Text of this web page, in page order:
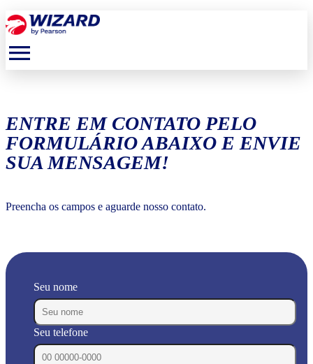
menu
ENTRE EM CONTATO PELO
FORMULÁRIO ABAIXO E ENVIE
SUA MENSAGEM!
Preencha os campos e aguarde nosso contato.
Seu nome
Seu telefone